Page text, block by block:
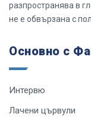
разпространява в
не е обвързана с
Основно с
Интервю
Лачени цървули